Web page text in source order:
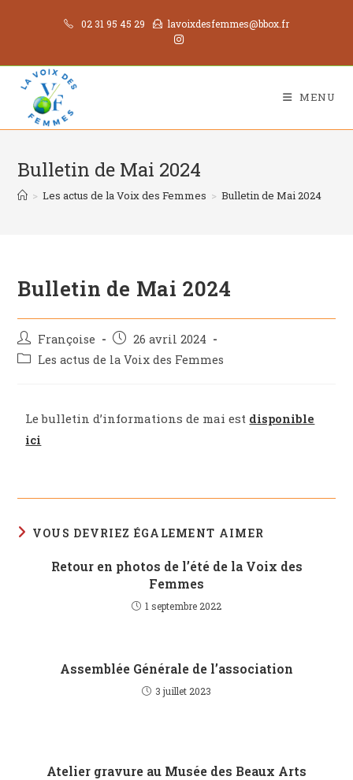
02 31 95 45 29 lavoixdesfemmes@bbox.fr
MENU
Bulletin de Mai 2024
> Les actus de la Voix des Femmes > Bulletin de Mai 2024
Bulletin de Mai 2024
Françoise
26 avril 2024
Les actus de la Voix des Femmes
Le bulletin d’informations de mai est disponible
ici
VOUS DEVRIEZ ÉGALEMENT AIMER
Retour en photos de l’été de la Voix des
Femmes
1 septembre 2022
Assemblée Générale de l’association
3 juillet 2023
Atelier gravure au Musée des Beaux Arts